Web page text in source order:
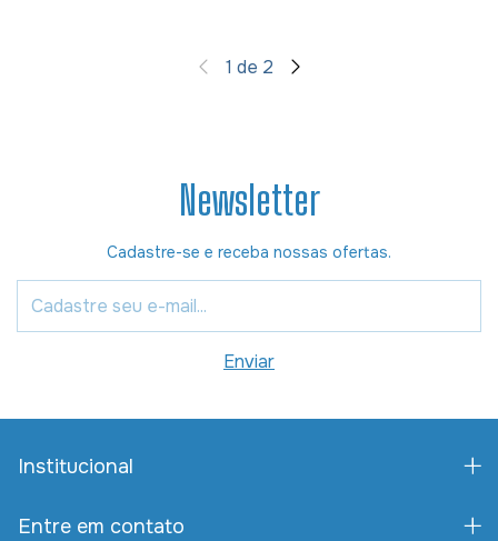
1 de 2
Newsletter
Cadastre-se e receba nossas ofertas.
Institucional
Entre em contato